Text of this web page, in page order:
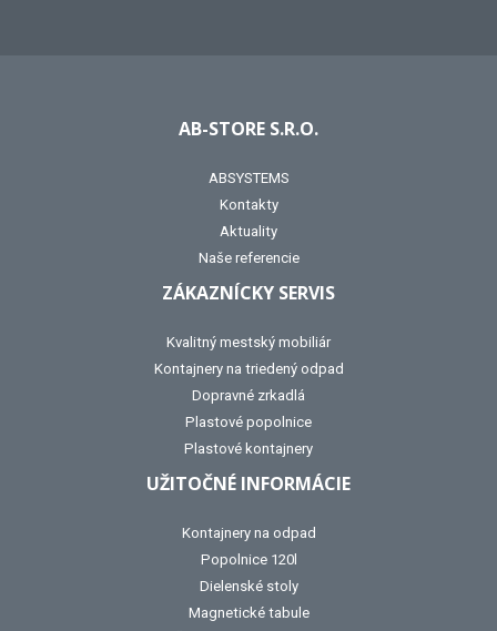
AB-STORE S.R.O.
ABSYSTEMS
Kontakty
Aktuality
Naše referencie
ZÁKAZNÍCKY SERVIS
Kvalitný mestský mobiliár
Kontajnery na triedený odpad
Dopravné zrkadlá
Plastové popolnice
Plastové kontajnery
UŽITOČNÉ INFORMÁCIE
Kontajnery na odpad
Popolnice 120l
Dielenské stoly
Magnetické tabule